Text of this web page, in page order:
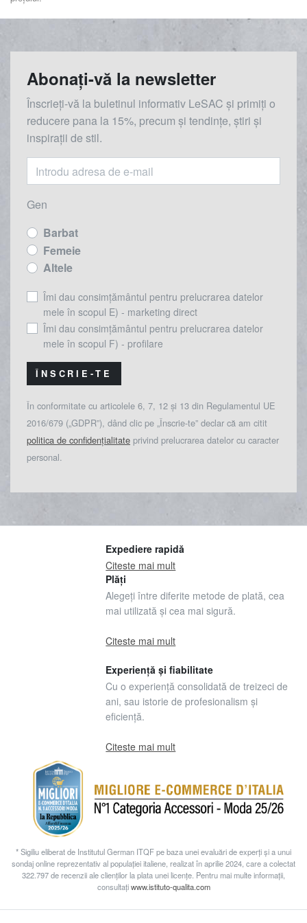
Abonați-vă la newsletter
Înscrieți-vă la buletinul informativ LeSAC și primiți o
reducere pana la 15%, precum și tendințe, știri și
inspirații de stil.
Gen
Barbat
Femeie
Altele
Îmi dau consimțământul pentru prelucrarea datelor
mele în scopul E) - marketing direct
Îmi dau consimțământul pentru prelucrarea datelor
mele în scopul F) - profilare
ÎNSCRIE-TE
În conformitate cu articolele 6, 7, 12 și 13 din Regulamentul UE
2016/679 („GDPR”), dând clic pe „Înscrie-te” declar că am citit
politica de confidențialitate privind prelucrarea datelor cu caracter
personal.
Expediere rapidă
Citeste mai mult
Plăți
Alegeți între diferite metode de plată, cea
mai utilizată și cea mai sigură.
Citeste mai mult
Experiență și fiabilitate
Cu o experiență consolidată de treizeci de
ani, sau istorie de profesionalism și
eficiență.
Citeste mai mult
* Sigiliu eliberat de Institutul German ITQF pe baza unei evaluări de experți și a unui
sondaj online reprezentativ al populației italiene, realizat în aprilie 2024, care a colectat
322.797 de recenzii ale clienților la plata unei licențe. Pentru mai multe informații,
consultațiwww.istituto-qualita.com